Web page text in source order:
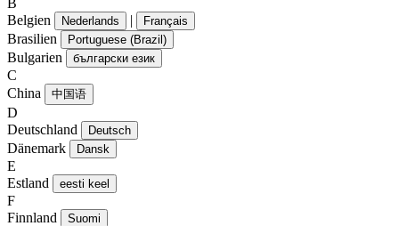
B
Belgien
Nederlands | Français
Brasilien Portuguese (Brazil)
Bulgarien български език
C
China
中国语
D
Deutschland
Deutsch
Dänemark Dansk
E
Estland
eesti keel
F
Finnland
Suomi